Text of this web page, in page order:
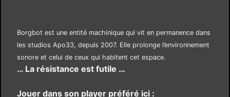
Borgbot est une entité machinique qui vit en permanence dans
les studios Apo33, depuis 2007. Elle prolonge l’environnement
sonore et celui de ceux qui habitent cet espace.
… La résistance est futile …
Jouer dans son player préféré ici :